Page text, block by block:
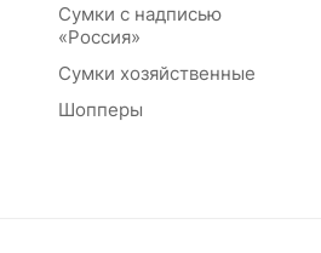
Сумки с надписью
«Россия»
Сумки хозяйственные
Шопперы